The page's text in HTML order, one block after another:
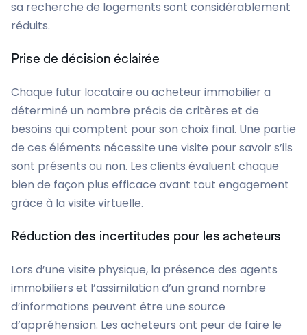
sa recherche de logements sont considérablement
réduits.
Prise de décision éclairée
Chaque futur locataire ou acheteur immobilier a
déterminé un nombre précis de critères et de
besoins qui comptent pour son choix final. Une partie
de ces éléments nécessite une visite pour savoir s’ils
sont présents ou non. Les clients évaluent chaque
bien de façon plus efficace avant tout engagement
grâce à la visite virtuelle.
Réduction des incertitudes pour les acheteurs
Lors d’une visite physique, la présence des agents
immobiliers et l’assimilation d’un grand nombre
d’informations peuvent être une source
d’appréhension. Les acheteurs ont peur de faire le